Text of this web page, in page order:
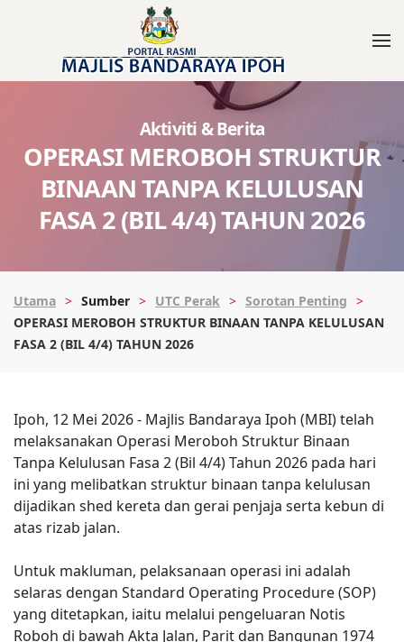
Aktiviti & Berita
OPERASI MEROBOH STRUKTUR
BINAAN TANPA KELULUSAN
FASA 2 (BIL 4/4) TAHUN 2026
Utama Sumber UTC Perak
Sorotan Penting
OPERASI MEROBOH STRUKTUR BINAAN TANPA KELULUSAN
FASA 2 (BIL 4/4) TAHUN 2026
Ipoh, 12 Mei 2026 - Majlis Bandaraya Ipoh (MBI) telah
melaksanakan Operasi Meroboh Struktur Binaan
Tanpa Kelulusan Fasa 2 (Bil 4/4) Tahun 2026 pada hari
ini yang melibatkan struktur binaan tanpa kelulusan
dijadikan shed kereta dan gerai penjaja serta kebun di
atas rizab jalan.
Untuk makluman, pelaksanaan operasi ini adalah
selaras dengan Standard Operating Procedure (SOP)
yang ditetapkan, iaitu melalui pengeluaran Notis
Roboh di bawah Akta Jalan, Parit dan Bangunan 1974